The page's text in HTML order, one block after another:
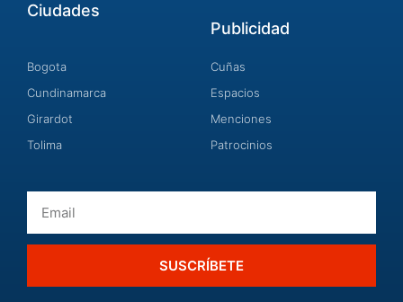
Ciudades
Bogota
Cundinamarca
Girardot
Tolima
Publicidad
Cuñas
Espacios
Menciones
Patrocinios
SUSCRÍBETE